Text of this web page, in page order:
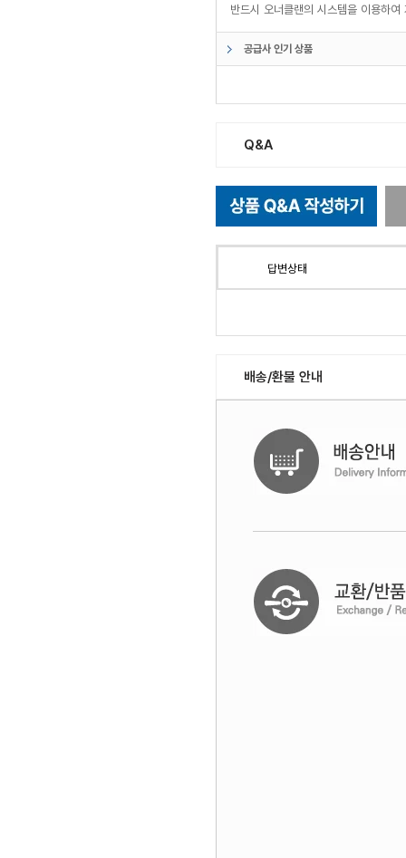
반드시 오너클랜의 시스템을 이용하
공급사 인기 상품
Q&A
답변상태
배송/환불 안내